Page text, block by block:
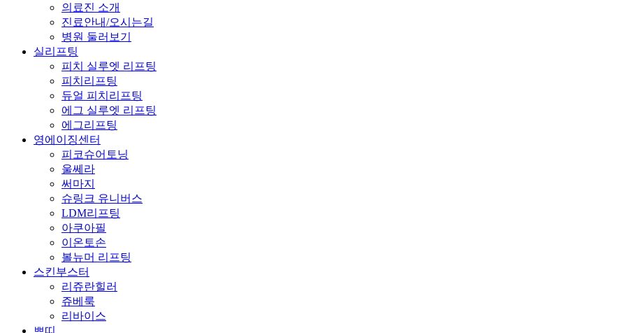
의료진 소개
진료안내/오시는길
병원 둘러보기
실리프팅
피치 실루엣 리프팅
피치리프팅
듀얼 피치리프팅
에그 실루엣 리프팅
에그리프팅
영에이징센터
피코슈어토닝
울쎄라
써마지
슈링크 유니버스
LDM리프팅
아쿠아필
이온토손
볼뉴머 리프팅
스킨부스터
리쥬란힐러
쥬베룩
리바이스
쁘띠